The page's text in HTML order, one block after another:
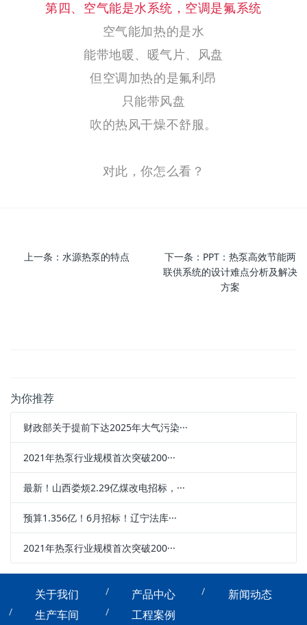
第四、空气能是水系统，空调是氟系统
空气能加热的是水
能带地暖、暖气片、风盘
但空调加热的是氟利昂
只能带风盘
吹的热风干燥不舒服。
对此，你怎么看？
上一条： 水源热泵的特点 下一条： PPT：热泵高效节能两
联供系统的设计难点分析及解决
方案
为你推荐
财政部关于提前下达2025年大气污染···
2021年热泵行业规模首次突破200···
最新！山西娄烦2.29亿煤改电招标，···
预算1.356亿！6月招标！辽宁法库···
2021年热泵行业规模首次突破200···
关于我们 产品中心
新闻动态
生产车间
工程案例